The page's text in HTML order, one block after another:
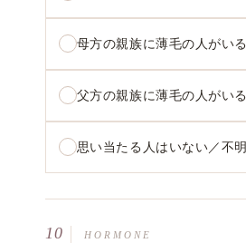
母方の親族に薄毛の人がいる
父方の親族に薄毛の人がいる
思い当たる人はいない／不明
10 HORMONE